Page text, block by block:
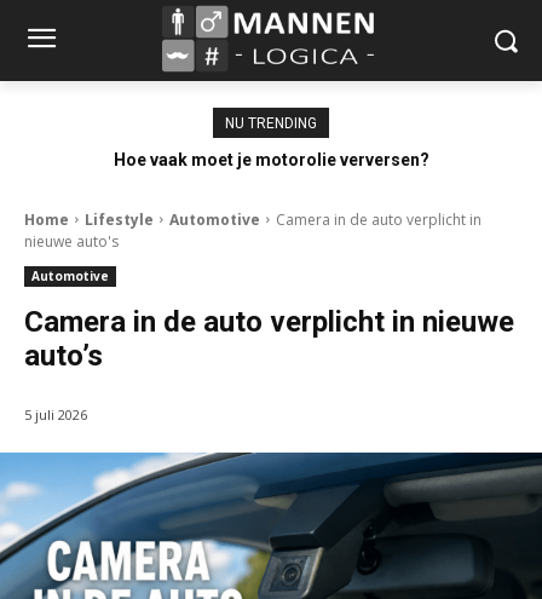
NU TRENDING
Hoe vaak moet je motorolie verversen?
Home Lifestyle Automotive
Camera in de auto verplicht in
nieuwe auto's
Automotive
Camera in de auto verplicht in nieuwe
auto’s
5 juli 2026